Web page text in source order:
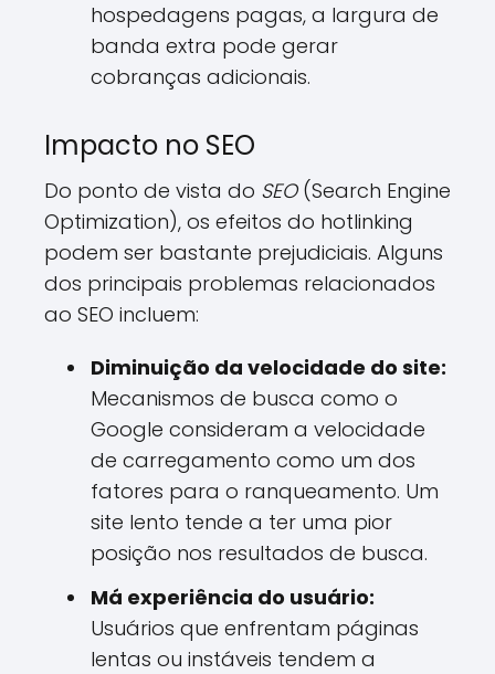
hospedagens pagas, a largura de
banda extra pode gerar
cobranças adicionais.
Impacto no SEO
Do ponto de vista do SEO(Search Engine
Optimization), os efeitos do hotlinking
podem ser bastante prejudiciais. Alguns
dos principais problemas relacionados
ao SEO incluem:
Diminuição da velocidade do site:
Mecanismos de busca como o
Google consideram a velocidade
de carregamento como um dos
fatores para o ranqueamento. Um
site lento tende a ter uma pior
posição nos resultados de busca.
Má experiência do usuário:
Usuários que enfrentam páginas
lentas ou instáveis tendem a